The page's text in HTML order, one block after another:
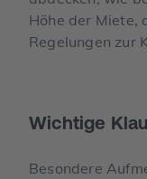
Höhe der Miete,
Regelungen zur
Wichtige
Besondere